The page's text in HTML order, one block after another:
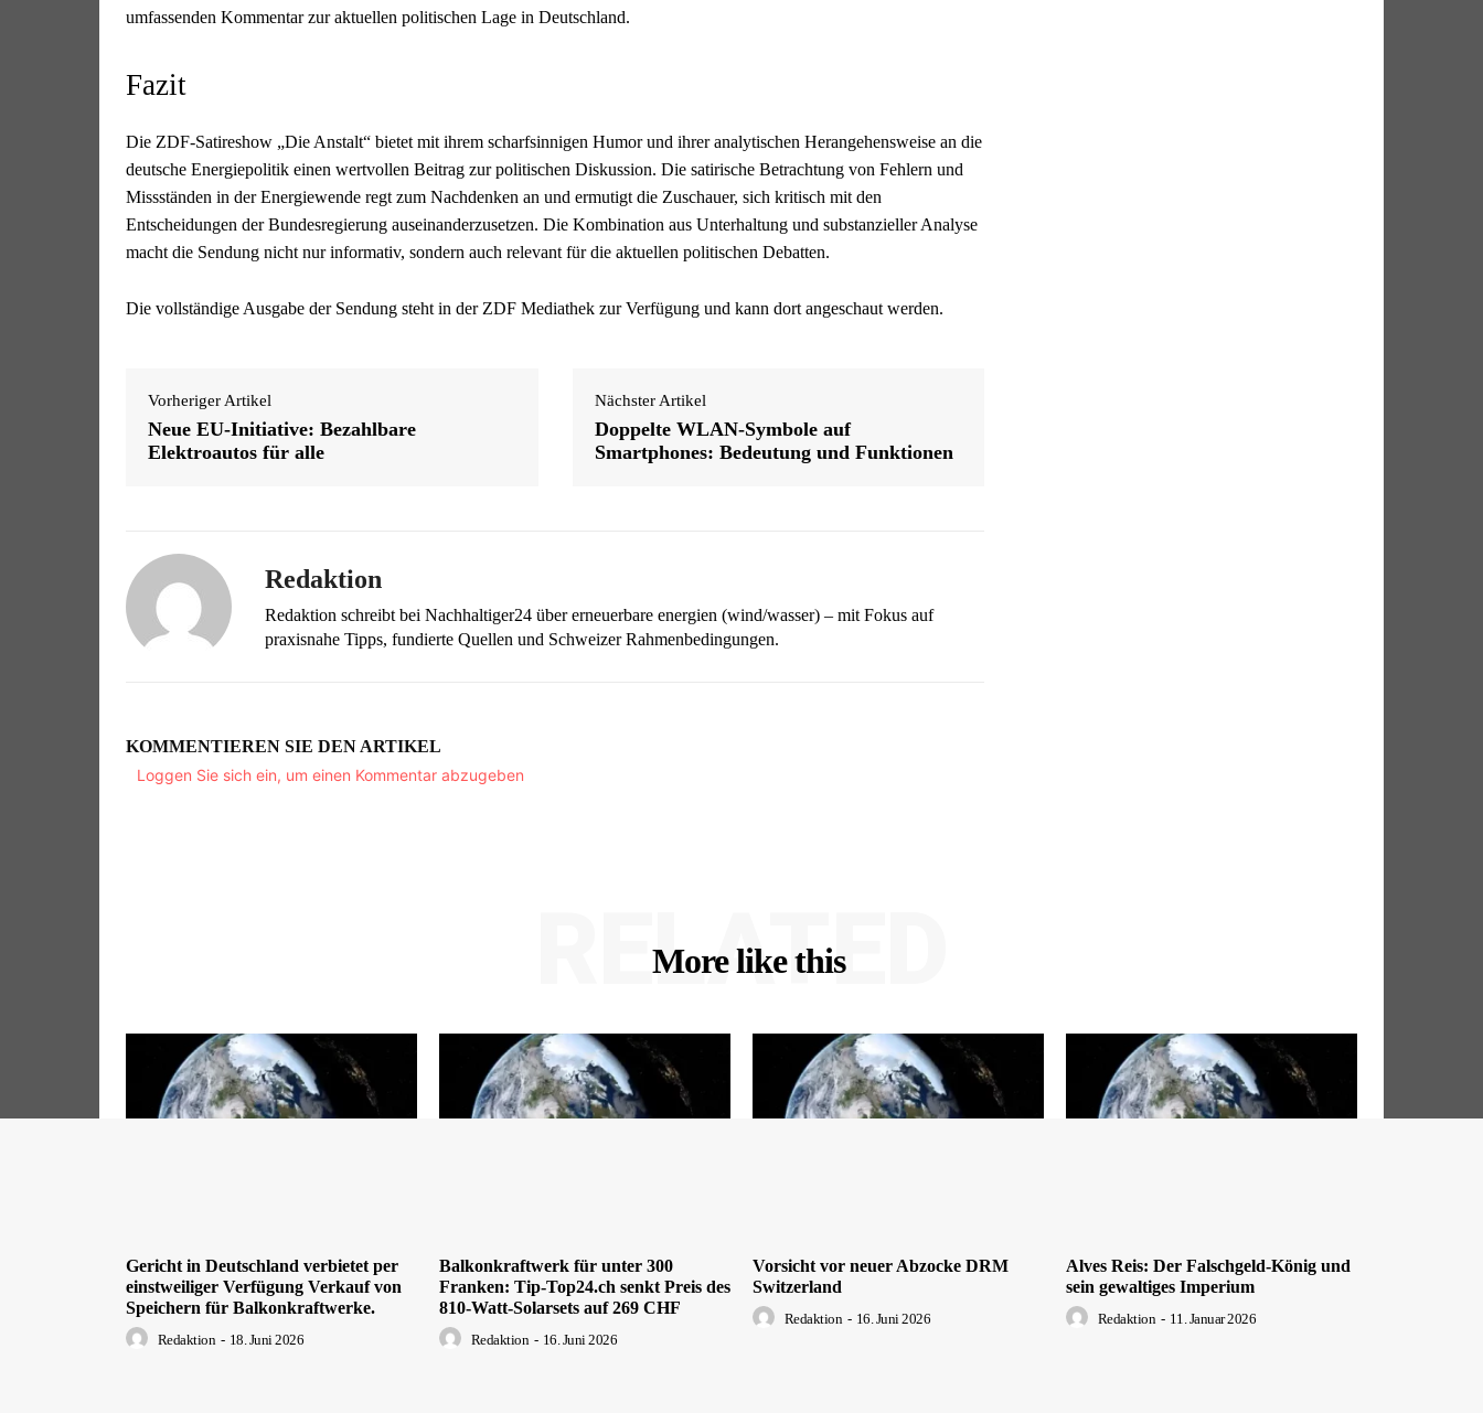
umfassenden Kommentar zur aktuellen politischen Lage in Deutschland.
Fazit
Die ZDF-Satireshow „Die Anstalt“ bietet mit ihrem scharfsinnigen Humor und ihrer analytischen Herangehensweise an die
deutsche Energiepolitik einen wertvollen Beitrag zur politischen Diskussion. Die satirische Betrachtung von Fehlern und
Missständen in der Energiewende regt zum Nachdenken an und ermutigt die Zuschauer, sich kritisch mit den
Entscheidungen der Bundesregierung auseinanderzusetzen. Die Kombination aus Unterhaltung und substanzieller Analyse
macht die Sendung nicht nur informativ, sondern auch relevant für die aktuellen politischen Debatten.
Die vollständige Ausgabe der Sendung steht in der ZDF Mediathek zur Verfügung und kann dort angeschaut werden.
Vorheriger Artikel
Neue EU-Initiative: Bezahlbare
Elektroautos für alle
Nächster Artikel
Doppelte WLAN-Symbole auf
Smartphones: Bedeutung und Funktionen
Redaktion
Redaktion schreibt bei Nachhaltiger24 über erneuerbare energien (wind/wasser) – mit Fokus auf
praxisnahe Tipps, fundierte Quellen und Schweizer Rahmenbedingungen.
KOMMENTIEREN SIE DEN ARTIKEL
Loggen Sie sich ein, um einen Kommentar abzugeben
More like this
RELATED
Gericht in Deutschland verbietet per
einstweiliger Verfügung Verkauf von
Speichern für Balkonkraftwerke.
Redaktion - 18. Juni 2026
Balkonkraftwerk für unter 300
Franken: Tip-Top24.ch senkt Preis des
810-Watt-Solarsets auf 269 CHF
Redaktion - 16. Juni 2026
Vorsicht vor neuer Abzocke DRM
Switzerland
Redaktion - 16. Juni 2026
Alves Reis: Der Falschgeld-König und
sein gewaltiges Imperium
Redaktion - 11. Januar 2026